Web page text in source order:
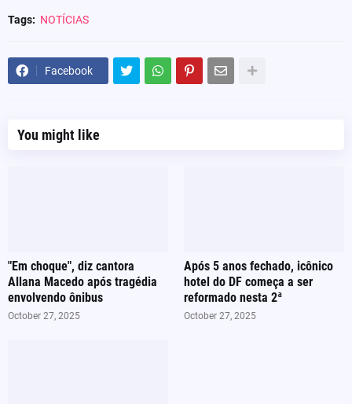
Tags: NOTÍCIAS
Facebook
You might like
"Em choque", diz cantora
Allana Macedo após tragédia
envolvendo ônibus
October 27, 2025
Após 5 anos fechado, icônico
hotel do DF começa a ser
reformado nesta 2ª
October 27, 2025